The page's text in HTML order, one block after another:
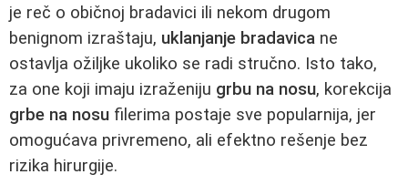
je reč o običnoj bradavici ili nekom drugom
benignom izraštaju, uklanjanje bradavica ne
ostavlja ožiljke ukoliko se radi stručno. Isto tako,
za one koji imaju izraženiju grbu na nosu, korekcija
grbe na nosu filerima postaje sve popularnija, jer
omogućava privremeno, ali efektno rešenje bez
rizika hirurgije.